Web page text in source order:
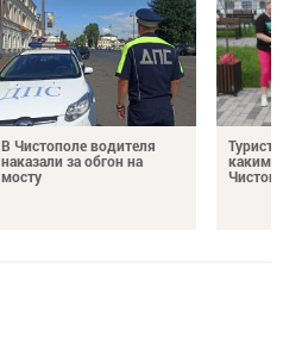
В Чистополе водителя
наказали за обгон на
мосту
каким